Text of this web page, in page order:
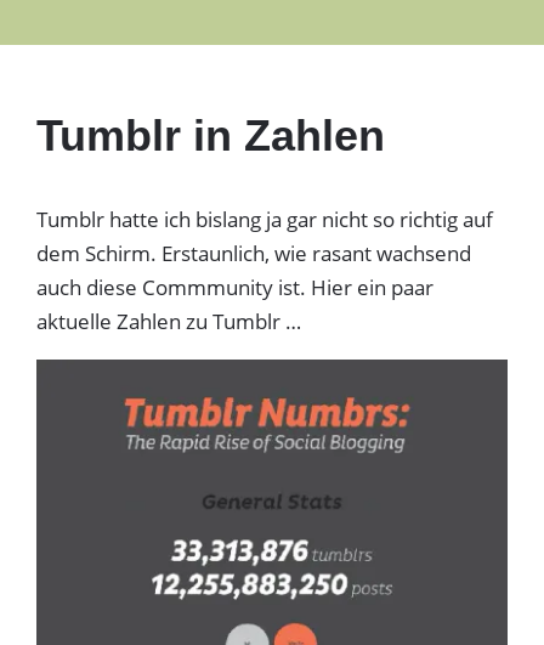
Tumblr in Zahlen
Tumblr hatte ich bislang ja gar nicht so richtig auf
dem Schirm. Erstaunlich, wie rasant wachsend
auch diese Commmunity ist. Hier ein paar
aktuelle Zahlen zu Tumblr …